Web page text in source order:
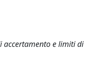
e limiti